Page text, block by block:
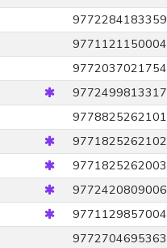
9772284183359
9771121150004
9772037021754
9772499813317
9778825262101
9771825262102
9771825262003
9772420809006
9771129857004
9772704695363